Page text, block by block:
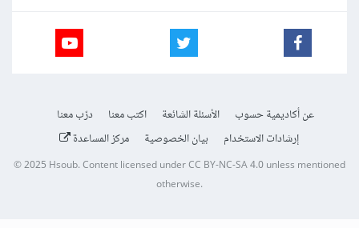
عن أكاديمية حسوب الأسئلة الشائعة اكتب معنا
درّب معنا
إرشادات الاستخدام
بيان الخصوصية مركز المساعدة
© 2025Hsoub.Content licensed underCC BY-NC-SA 4.0unless mentioned
otherwise.